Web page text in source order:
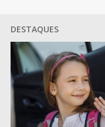
DESTAQUES